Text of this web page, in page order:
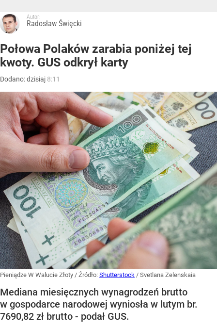
Autor:
Radosław Święcki
Połowa Polaków zarabia poniżej tej
kwoty. GUS odkrył karty
Dodano:dzisiaj 8:11
Pieniądze W Walucie Złoty / Źródło: Shutterstock / Svetlana Zelenskaia
Mediana miesięcznych wynagrodzeń brutto
w gospodarce narodowej wyniosła w lutym br.
7690,82 zł brutto - podał GUS.